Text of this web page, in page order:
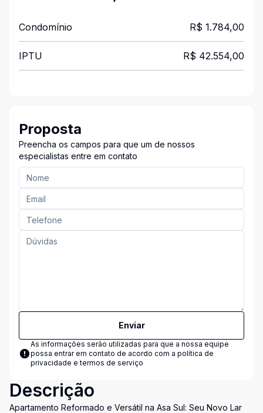
Condomínio R$ 1.784,00
IPTU R$ 42.554,00
Proposta
Preencha os campos para que um de nossos
especialistas entre em contato
Enviar
As informações serão utilizadas para que a nossa equipe
possa entrar em contato de acordo com a política de
privacidade e termos de serviço
Descrição
Apartamento Reformado e Versátil na Asa Sul: Seu Novo Lar